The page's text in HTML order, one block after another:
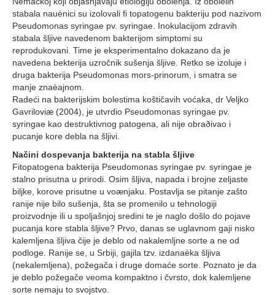
stabala nauènici su izolovali fi topatogenu bakteriju pod nazivom
Pseudomonas syringae pv. syringae. Inokulacijom zdravih
stabala šljive navedenom bakterijom simptomi su
reprodukovani. Time je eksperimentalno dokazano da je
navedena bekterija uzročnik sušenja šljive. Retko se izoluje i
druga bakterija Pseudomonas mors-prinorum, i smatra se
manje znaèajnom.
Radeći na bakterijskim bolestima koštičavih voćaka, dr Veljko
Gavriloviæ (2004), je utvrdio Pseudomonas syringae pv.
syringae kao destruktivnog patogena, ali nije obraðivao i
pucanje kore debla na šljivi.
Načini dospevanja bakterija na stabla šljive
Fitopatogena bakterija Pseudomonas syringae pv. syringae je
stalno prisutna u prirodi. Osim šljiva, napada i brojne zeljaste
biljke, korove prisutne u voænjaku. Postavlja se pitanje zašto
ranije nije bilo sušenja, šta se promenilo u tehnologiji
proizvodnje ili u spoljašnjoj sredini te je naglo došlo do pojave
pucanja kore stabla šljive? Prvo, danas se uglavnom gaji nisko
kalemljena šljiva čije je deblo od nakalemljne sorte a ne od
podloge. Ranije se, u Srbiji, gajila tzv. izdanaèka šljiva
(nekalemljena), požegača i druge domaće sorte. Poznato je da
je deblo požegače veoma kompaktno i čvrsto, dok kalemljene
sorte nemaju to svojstvo.